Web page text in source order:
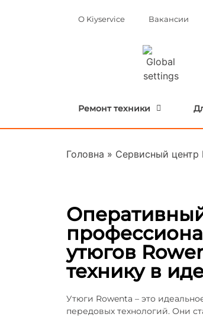
О Kiyservice Вакансии
Ремонт техники
Головна » Сервисный центр
утюгов
технику в
Утюги Rowenta – это
передовых технологий. Они